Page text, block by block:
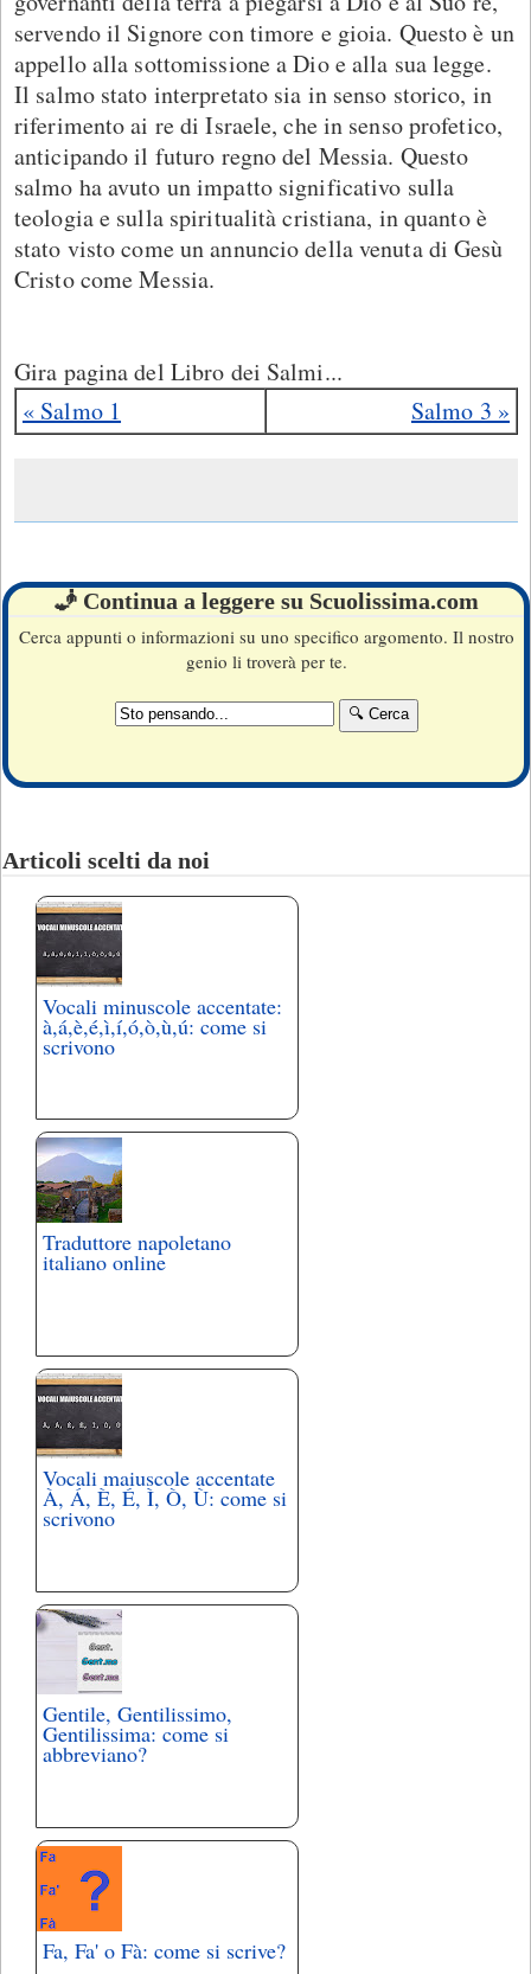
servendo il Signore con timore e gioia. Questo è un
appello alla sottomissione a Dio e alla sua legge.
Il salmo stato interpretato sia in senso storico, in
riferimento ai re di Israele, che in senso profetico,
anticipando il futuro regno del Messia. Questo
salmo ha avuto un impatto significativo sulla
teologia e sulla spiritualità cristiana, in quanto è
stato visto come un annuncio della venuta di Gesù
Cristo come Messia.
Gira pagina del Libro dei Salmi...
« Salmo 1
Salmo 3 »
🧞 Continua a leggere su Scuolissima.com
Cerca appunti o informazioni su uno specifico argomento. Il nostro
genio li troverà per te.
Articoli scelti da noi
Vocali minuscole accentate:
à,á,è,é,ì,í,ó,ò,ù,ú: come si
scrivono
Traduttore napoletano
italiano online
Vocali maiuscole accentate
À, Á, È, É, Ì, Ò, Ù: come si
scrivono
Gentile, Gentilissimo,
Gentilissima: come si
abbreviano?
Fa, Fa' o Fà: come si scrive?